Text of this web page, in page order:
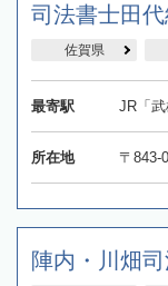
司法書士田
佐賀県
最寄駅 JR「
所在地 〒843-
陣内・川畑